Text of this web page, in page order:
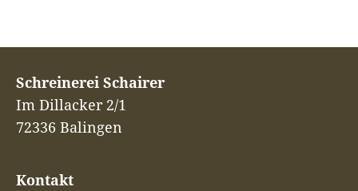
Schreinerei Schairer
Im Dillacker 2/1
72336 Balingen
Kontakt